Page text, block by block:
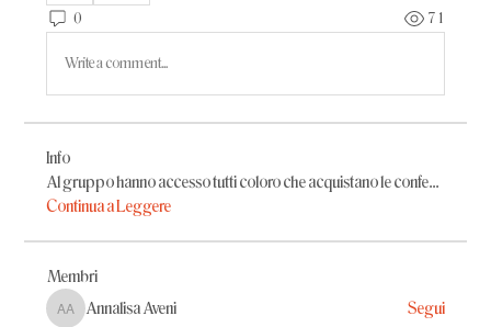
0 71
Write a comment...
Info
Al gruppo hanno accesso tutti coloro che acquistano le confe...
Continua a Leggere
Membri
Annalisa Aveni
Annalisa Aveni Segui